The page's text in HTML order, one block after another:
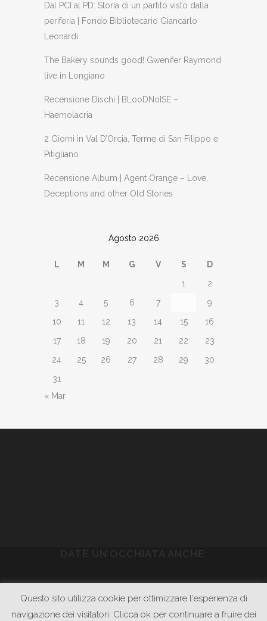
Dal PCI al PD: Storia di un partito visto dalla
periferia | Fondo Bibliotecario Giancarlo
Leonardi
The Bakery sounds good! Gwenifer Raymond
live in Longiano
Recensione Dischi | BLooDNoISE –
Haemolacria
2 Giorni in Val D’Orcia, Terme di San Filippo e
Pitigliano
Recensione Album | Agent Orange – Love,
Deceptions and other Old Stories
Agosto 2026
L M M G V S
D
1
2
3
4 5 6 7
9
10
11 12 13 14 15
16
17
18 19 20 21 22
23
24
25 26 27 28 29
30
31
« Mar
WWW.GODOWNRECORDS.COM
Questo sito utilizza cookie per ottimizzare l'esperienza di
navigazione dei visitatori. Clicca ok per continuare a fruire dei